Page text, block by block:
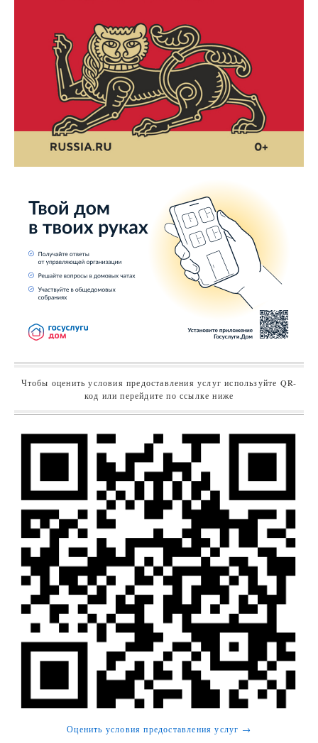
Чтобы оценить условия предоставления услуг используйте QR-
код или перейдите по ссылке ниже
Оценить условия предоставления услуг →